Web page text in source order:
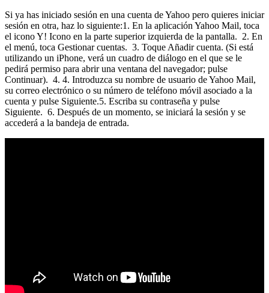
Si ya has iniciado sesión en una cuenta de Yahoo pero quieres iniciar
sesión en otra, haz lo siguiente:1. En la aplicación Yahoo Mail, toca
el icono Y! Icono en la parte superior izquierda de la pantalla. 2. En
el menú, toca Gestionar cuentas. 3. Toque Añadir cuenta. (Si está
utilizando un iPhone, verá un cuadro de diálogo en el que se le
pedirá permiso para abrir una ventana del navegador; pulse
Continuar). 4. 4. Introduzca su nombre de usuario de Yahoo Mail,
su correo electrónico o su número de teléfono móvil asociado a la
cuenta y pulse Siguiente.5. Escriba su contraseña y pulse
Siguiente. 6. Después de un momento, se iniciará la sesión y se
accederá a la bandeja de entrada.